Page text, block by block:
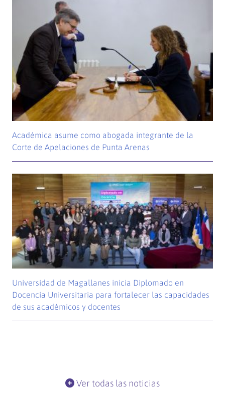
Académica asume como abogada integrante de la
Corte de Apelaciones de Punta Arenas
Universidad de Magallanes inicia Diplomado en
Docencia Universitaria para fortalecer las capacidades
de sus académicos y docentes
Ver todas las noticias